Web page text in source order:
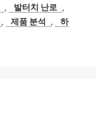
, 발터치 난로
,
, 제품 분석 ,
하